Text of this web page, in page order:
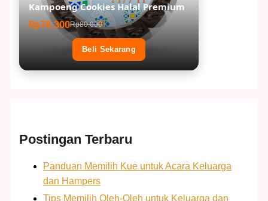
Kampoeng Cookies Halal Premium
Rp78.300Rp80.000
Beli Sekarang
Postingan Terbaru
Panduan Memilih Kue untuk Acara Keluarga
dan Hampers
Tips Memilih Oleh-Oleh untuk Keluarga dan